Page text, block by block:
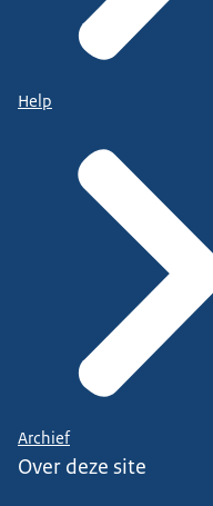
Help
Archief
Over deze site